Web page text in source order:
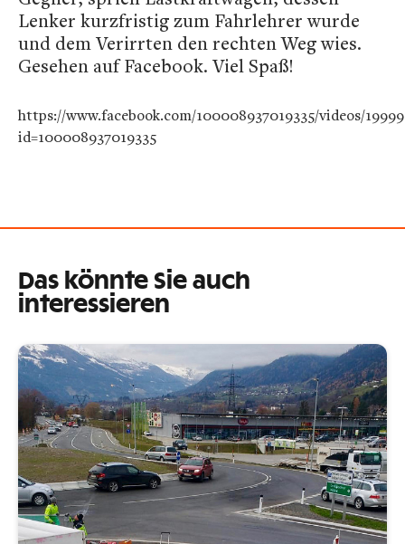
Lenker kurzfristig zum Fahrlehrer wurde
und dem Verirrten den rechten Weg wies.
Gesehen auf Facebook. Viel Spaß!
https://www.facebook.com/100008937019335/videos/
id=100008937019335
Das könnte Sie auch
interessieren